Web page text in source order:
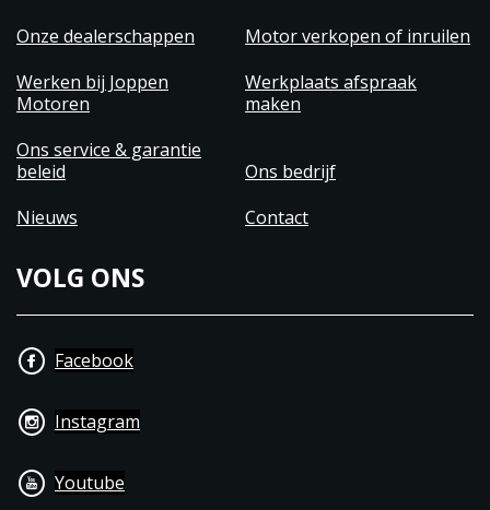
Onze dealerschappen
Motor verkopen of inruilen
Werken bij Joppen
Motoren
Werkplaats afspraak
maken
Ons service & garantie
beleid
Ons bedrijf
Nieuws
Contact
VOLG ONS
Facebook
Instagram
Youtube